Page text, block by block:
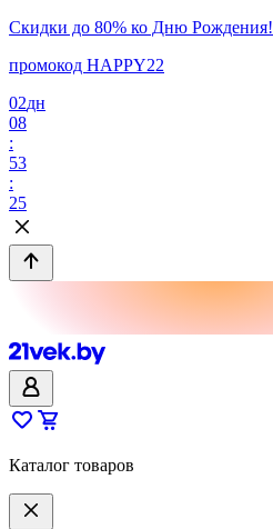
Скидки до 80% ко Дню Рождения!
промокод HAPPY22
02дн
08
:
53
:
25
Каталог товаров